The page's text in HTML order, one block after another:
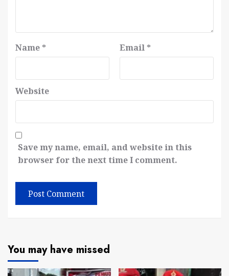
Name * Email *
Website
Save my name, email, and website in this
browser for the next time I comment.
You may have missed